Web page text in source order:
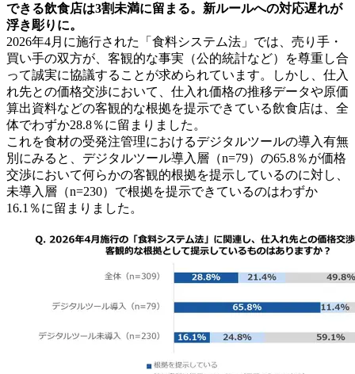
できる飲食店は3割未満に留まる。新ルールへの対応遅れが
浮き彫りに。
2026年4月に施行された「食料システム法」では、売り手・
買い手の双方が、客観的な事実（公的統計など）を尊重し合
って誠実に協議することが求められています。しかし、仕入
れ先との価格交渉において、仕入れ価格の推移データや原価
算出資料などの客観的な根拠を提示できている飲食店は、全
体でわずか28.8％に留まりました。
これを食材の受発注管理におけるデジタルツールの導入有無
別にみると、デジタルツール導入層（n=79）の65.8％が価格
交渉において何らかの客観的根拠を提示しているのに対し、
未導入層（n=230）で根拠を提示できているのはわずか
16.1％に留まりました。